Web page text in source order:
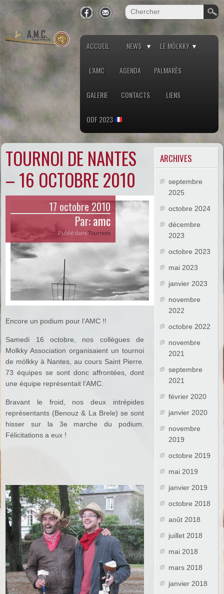
ACCUEIL NEWS LE MÖLKKY
L’AMC AGENDA PALMARÈS
GALERIE CONTACTS LIENS
ODF 2023
TOURNOI DE NANTES
– 16 OCTOBRE 2010
17 octobre 2010
Par:amc
Publié dansTournois
Encore un podium pour l’AMC !!
Samedi 16 octobre, nos collègues de
Molkky Association organisaient un tournoi
de mölkky à Nantes, au cours Saint Pierre.
73 équipes se sont donc affrontées, dont
une équipe représentait l’AMC.
Bravant le froid, nos deux intrépides
représentants (Benouz & La Brele) se sont
hisser sur la 3e marche du podium.
Félicitations a eux !
ARCHIVES
septembre
2025
octobre 2024
décembre
2023
octobre 2023
mai 2023
janvier 2023
novembre
2022
octobre 2022
novembre
2021
septembre
2021
février 2020
janvier 2020
novembre
2019
octobre 2019
mai 2019
janvier 2019
octobre 2018
août 2018
juillet 2018
mai 2018
mars 2018
janvier 2018